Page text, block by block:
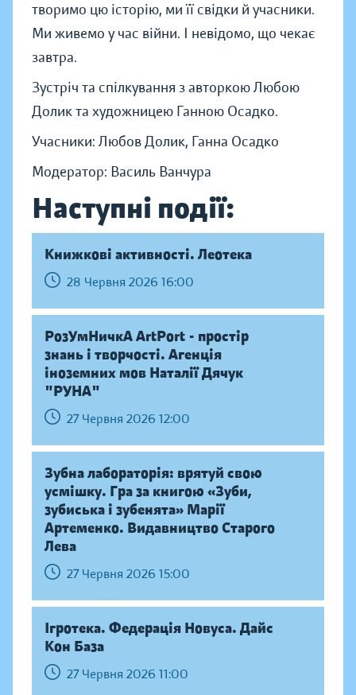
творимо цю історію, ми її свідки й учасники.
Ми живемо у час війни. І невідомо, що чекає
завтра.
Зустріч та спілкування з авторкою Любою
Долик та художницею Ганною Осадко.
Учасники: Любов Долик, Ганна Осадко
Модератор: Василь Ванчура
Наступні події:
Книжкові активності. Леотека
28 Червня 2026 16:00
РозУмНичкА ArtPort - простір
знань і творчості. Агенція
іноземних мов Наталії Дячук
"РУНА"
27 Червня 2026 12:00
Зубна лабораторія: врятуй свою
усмішку. Гра за книгою «Зуби,
зубиська і зубенята» Марії
Артеменко. Видавництво Старого
Лева
27 Червня 2026 15:00
Ігротека. Федерація Новуса. Дайс
Кон База
27 Червня 2026 11:00